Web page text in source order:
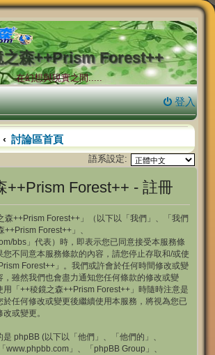
之森++Prism Forest++
在幻想與現實之間.....
登入
討論區首頁
語系設定:
++Prism Forest++ - 註冊
森++Prism Forest++」（以下以「我們」、「我們
Forest++」、
bbs」代表）時，即表示您已同意接受本服務條
您不同意本服務條款的內容，請您停止存取和/或使
Forest++」。我們或許會於任何時間修改或變
，雖然我們也會盡力通知您任何條款的修改或變
用「++稜鏡之森++Prism Forest++」時隨時注意是
於任何修改或變更後繼續使用本服務，將視為您已
或變更。
phpBB (以下以「他們」、「他們的」、
www.phpbb.com」、「phpBB Group」、